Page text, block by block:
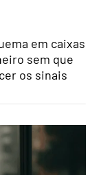
em caixas
sem que
os sinais